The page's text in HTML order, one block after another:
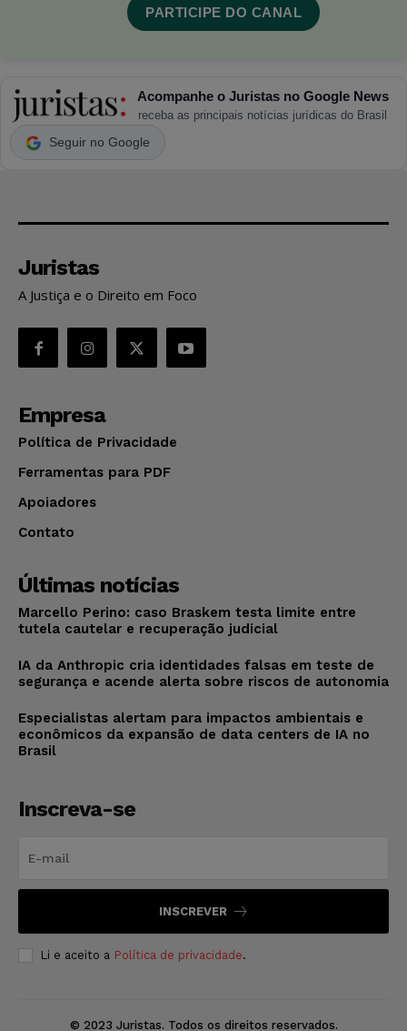
PARTICIPE DO CANAL
Acompanhe o Juristas no Google News
receba as principais notícias jurídicas do Brasil
Seguir no Google
Juristas
A Justiça e o Direito em Foco
Empresa
Política de Privacidade
Ferramentas para PDF
Apoiadores
Contato
Últimas notícias
Marcello Perino: caso Braskem testa limite entre
tutela cautelar e recuperação judicial
IA da Anthropic cria identidades falsas em teste de
segurança e acende alerta sobre riscos de autonomia
Especialistas alertam para impactos ambientais e
econômicos da expansão de data centers de IA no
Brasil
Inscreva-se
INSCREVER
Li e aceito a Política de privacidade.
© 2023 Juristas. Todos os direitos reservados.